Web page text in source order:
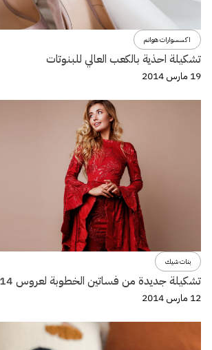
اكسسوارات هوانم
تشكيلة احذية بالكعب العالي للبنوتات
19 مارس 2014
بنات شيك
تشكيلة جديدة من فساتين الخطوبة لعروس 2014 بألوان الطيف
12 مارس 2014